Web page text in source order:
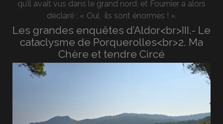
qu’il avait vus dans le grand nord, et Fournier a alors
déclaré : « Oui, ils sont énormes ! ».
Les grandes enquêtes d’Aldor<br>III.- Le
cataclysme de Porquerolles<br>2. Ma
Chère et tendre Circé